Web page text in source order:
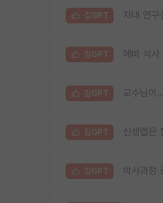
김GPT 자대 연구
김GPT 예비 석사
김GPT 교수님이..
김GPT 신생랩은
김GPT 박사과정